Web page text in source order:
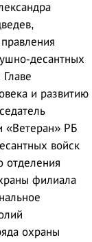
десантных
и развитию
«Ветеран» РБ
войск
отделения
филиала
охраны